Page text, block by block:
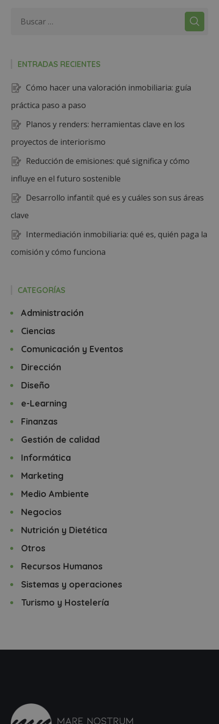
ENTRADAS RECIENTES
Cómo hacer una valoración inmobiliaria: guía
práctica paso a paso
Planos y renders: herramientas clave en los
proyectos de interiorismo
Reducción de emisiones: qué significa y cómo
influye en el futuro sostenible
Desarrollo infantil: qué es y cuáles son sus áreas
clave
Intermediación inmobiliaria: qué es, quién paga la
comisión y cómo funciona
CATEGORÍAS
Administración
Ciencias
Comunicación y Eventos
Dirección
Diseño
e-Learning
Finanzas
Gestión de calidad
Informática
Marketing
Medio Ambiente
Negocios
Nutrición y Dietética
Otros
Recursos Humanos
Sistemas y operaciones
Turismo y Hostelería